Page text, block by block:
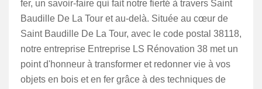
fer, un savoir-faire qui fait notre fierté à travers Saint
Baudille De La Tour et au-delà. Située au cœur de
Saint Baudille De La Tour, avec le code postal 38118,
notre entreprise Entreprise LS Rénovation 38 met un
point d'honneur à transformer et redonner vie à vos
objets en bois et en fer grâce à des techniques de